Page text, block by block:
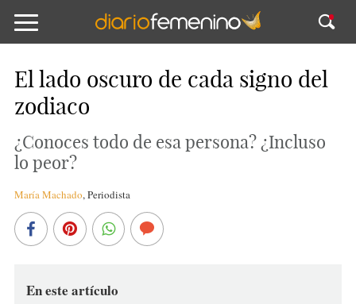
El lado oscuro de cada signo del
zodiaco
¿Conoces todo de esa persona? ¿Incluso
lo peor?
María Machado,Periodista
En este artículo